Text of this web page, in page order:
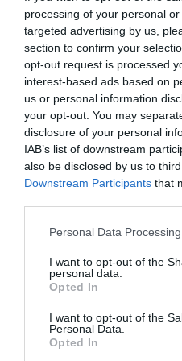
processing of your personal
targeted advertising by us,
section to confirm your
opt-out request is processed
interest-based ads based on
us or personal information
your opt-out. You may
disclosure of your personal
IAB’s list of downstream
also be disclosed by us to
Downstream Participants that
Personal Data
I want to opt-out of the
personal data.
Opted In
I want to opt-out of the
Personal Data.
Opted In
Metal, Plastik
Certyfikat FIPS 197 i 256-bitowe
Pamięć USB Kingston IronKey™
korporacyjnej z 256-bitowym
certyfikatem FIPS 197, w tym ochronę
wykorzystaniem hasła. Pamięć LP50
TAA.
Pamięć LP50 G2, wyposażona w
obudowę, obsługuje opcję wielu
haseł złożonych lub wyrażeń
wprowadzanie haseł składających
zestawów znaków. Tryb wyrażeń
numeru PIN, zdania, listy słów, a
można włączyć symbol oka, dzięki
zmniejsza ryzyko popełnienia
po 10 kolejnych próbach
próbach wprowadzenia błędnego
wymazuje pamięć. Dodatkowe
chroni hasła przed keyloggerami i
Z myślą o wygodzie użytkowania i